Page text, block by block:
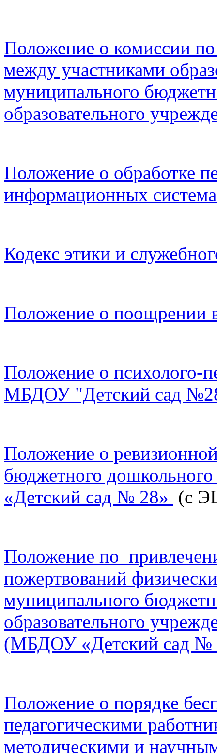
Положение о комиссии
между участниками
муниципального
образовательного
Положение о обработке
информационных
Кодекс этики и
Положение о поощрении
Положение о психолого-
МБДОУ "Детский сад
Положение о
бюджетного дошкольного
«Детский сад № 28» (с
Положение по
пожертвований
муниципального
образовательного
(МБДОУ «Детский сад №
Положение о порядке
педагогическими
методическими и